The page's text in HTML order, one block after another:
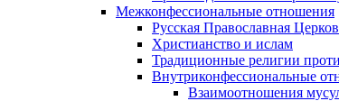
Межконфессиональные отношения
Русская Православная
Христианство и ислам
Традиционные религии
Внутриконфессиональные
Взаимоотношения